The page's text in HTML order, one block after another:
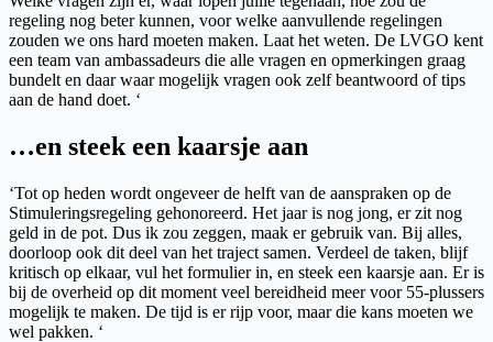
regeling nog beter kunnen, voor welke aanvullende regelingen
zouden we ons hard moeten maken. Laat het weten. De LVGO kent
een team van ambassadeurs die alle vragen en opmerkingen graag
bundelt en daar waar mogelijk vragen ook zelf beantwoord of tips
aan de hand doet. ‘
…en steek een kaarsje aan
‘Tot op heden wordt ongeveer de helft van de aanspraken op de
Stimuleringsregeling gehonoreerd. Het jaar is nog jong, er zit nog
geld in de pot. Dus ik zou zeggen, maak er gebruik van. Bij alles,
doorloop ook dit deel van het traject samen. Verdeel de taken, blijf
kritisch op elkaar, vul het formulier in, en steek een kaarsje aan. Er is
bij de overheid op dit moment veel bereidheid meer voor 55-plussers
mogelijk te maken. De tijd is er rijp voor, maar die kans moeten we
wel pakken. ‘